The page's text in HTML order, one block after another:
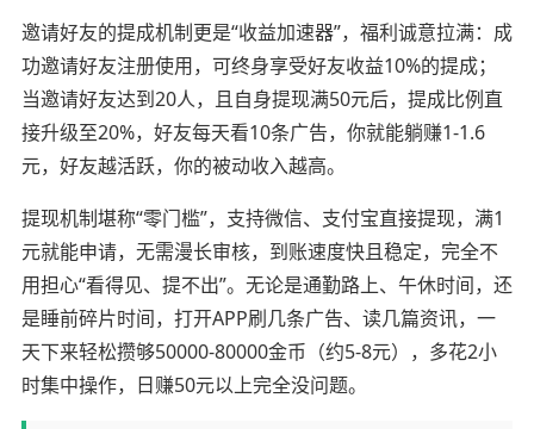
邀请好友的提成机制更是“收益加速器”，福利诚意拉满：成
功邀请好友注册使用，可终身享受好友收益10%的提成；
当邀请好友达到20人，且自身提现满50元后，提成比例直
接升级至20%，好友每天看10条广告，你就能躺赚1-1.6
元，好友越活跃，你的被动收入越高。
提现机制堪称“零门槛”，支持微信、支付宝直接提现，满1
元就能申请，无需漫长审核，到账速度快且稳定，完全不
用担心“看得见、提不出”。无论是通勤路上、午休时间，还
是睡前碎片时间，打开APP刷几条广告、读几篇资讯，一
天下来轻松攒够50000-80000金币（约5-8元），多花2小
时集中操作，日赚50元以上完全没问题。